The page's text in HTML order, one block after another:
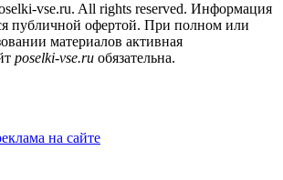
vse.ru. All rights reserved. Информация
публичной офертой. При полном или
материалов активная
poselki-vse.ru​ обязательна.
на сайте